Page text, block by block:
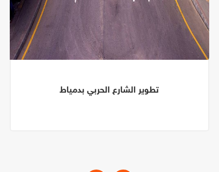
تطوير الشارع الحربي بدمياط